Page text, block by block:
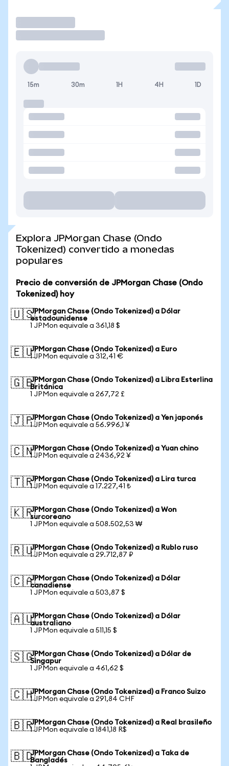
15m 30m 1H 4H 1D
Explora JPMorgan Chase (Ondo
Tokenized) convertido a monedas
populares
Precio de conversión de JPMorgan Chase (Ondo
Tokenized) hoy
🇺🇸JPMorgan Chase (Ondo Tokenized) a Dólar
estadounidense
1 JPMon equivale a 361,18 $
🇪🇺JPMorgan Chase (Ondo Tokenized) a Euro
1 JPMon equivale a 312,41 €
🇬🇧JPMorgan Chase (Ondo Tokenized) a Libra Esterlina
Británica
1 JPMon equivale a 267,72 £
🇯🇵JPMorgan Chase (Ondo Tokenized) a Yen japonés
1 JPMon equivale a 56.996,1 ¥
🇨🇳JPMorgan Chase (Ondo Tokenized) a Yuan chino
1 JPMon equivale a 2436,92 ¥
🇹🇷JPMorgan Chase (Ondo Tokenized) a Lira turca
1 JPMon equivale a 17.227,41 ₺
🇰🇷JPMorgan Chase (Ondo Tokenized) a Won
surcoreano
1 JPMon equivale a 508.502,53 ₩
🇷🇺JPMorgan Chase (Ondo Tokenized) a Rublo ruso
1 JPMon equivale a 29.712,87 ₽
🇨🇦JPMorgan Chase (Ondo Tokenized) a Dólar
canadiense
1 JPMon equivale a 503,87 $
🇦🇺JPMorgan Chase (Ondo Tokenized) a Dólar
australiano
1 JPMon equivale a 511,15 $
🇸🇬JPMorgan Chase (Ondo Tokenized) a Dólar de
Singapur
1 JPMon equivale a 461,62 $
🇨🇭JPMorgan Chase (Ondo Tokenized) a Franco Suizo
1 JPMon equivale a 291,84 CHF
🇧🇷JPMorgan Chase (Ondo Tokenized) a Real brasileño
1 JPMon equivale a 1841,18 R$
🇧🇩JPMorgan Chase (Ondo Tokenized) a Taka de
Bangladés